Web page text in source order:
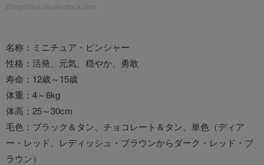
DragoNika/shutterstock.com
名称：ミニチュア・ピンシャー
性格：活発、元気、穏やか、勇敢
寿命：12歳～15歳
体重：4～6kg
体高：25～30cm
毛色：ブラック＆タン、チョコレート＆タン、単色（ディア
ー・レッド、レディッシュ・ブラウンからダーク・レッド・ブ
ラウン）